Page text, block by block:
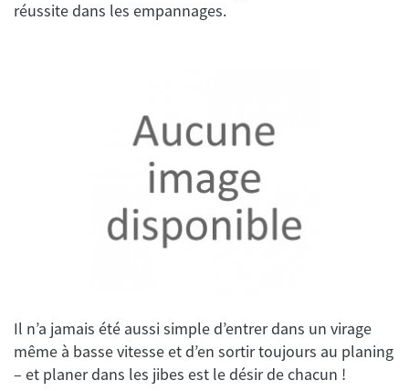
Il n’a jamais été aussi simple d’entrer dans un virage
même à basse vitesse et d’en sortir toujours au planing